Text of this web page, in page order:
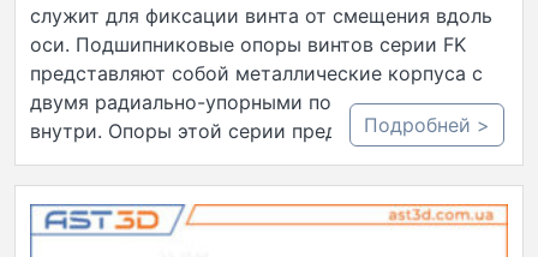
служит для фиксации винта от смещения вдоль
оси. Подшипниковые опоры винтов серии FK
представляют собой металлические корпуса с
двумя радиально-упорными подшипниками
внутри. Опоры этой серии предназначены…..
Подробней >